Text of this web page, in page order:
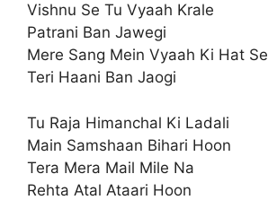
Vishnu Se Tu Vyaah Krale
Patrani Ban Jawegi
Mere Sang Mein Vyaah Ki Hat Se
Teri Haani Ban Jaogi
Tu Raja Himanchal Ki Ladali
Main Samshaan Bihari Hoon
Tera Mera Mail Mile Na
Rehta Atal Ataari Hoon